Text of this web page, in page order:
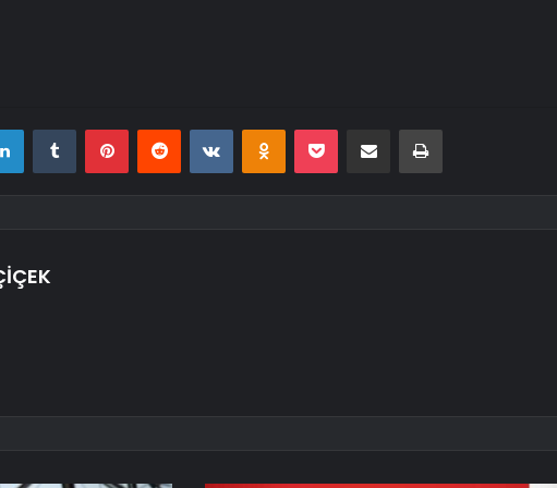
LinkedInTumblr PinterestReddit VKontakteOdnoklassniki
Pocket E-Posta ile paylaş Yazdır